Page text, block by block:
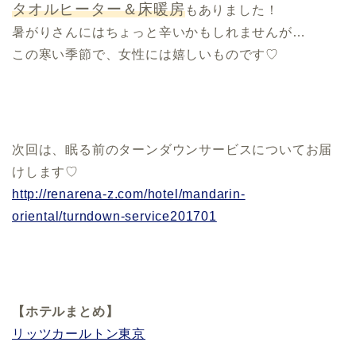
タオルヒーター＆床暖房もありました！
暑がりさんにはちょっと辛いかもしれませんが…
この寒い季節で、女性には嬉しいものです♡
次回は、眠る前のターンダウンサービスについてお届
けします♡
http://renarena-z.com/hotel/mandarin-
oriental/turndown-service201701
【ホテルまとめ】
リッツカールトン東京